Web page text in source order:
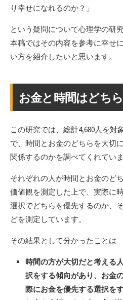
り幸せになれるのか？」
という疑問について心理学の研
本稿ではその内容を参考に幸せ
い方を紹介したいと思います。
お金と時間はどち
この研究では、総計4,680人を対
で、時間とお金のどちらを大切
関係するのかを調べてくれていま
それぞれの人が時間とお金のど
価値観を測定した上で、実際に
選択でどちらを優先するのか、
どを測定しています。
その結果として分かったことは
時間の方が大切だと考える
択をする傾向があり、お金
際にお金を優先する選択を